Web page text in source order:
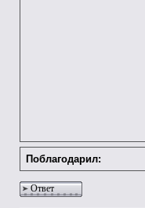
Поблагодарил:
Ответ